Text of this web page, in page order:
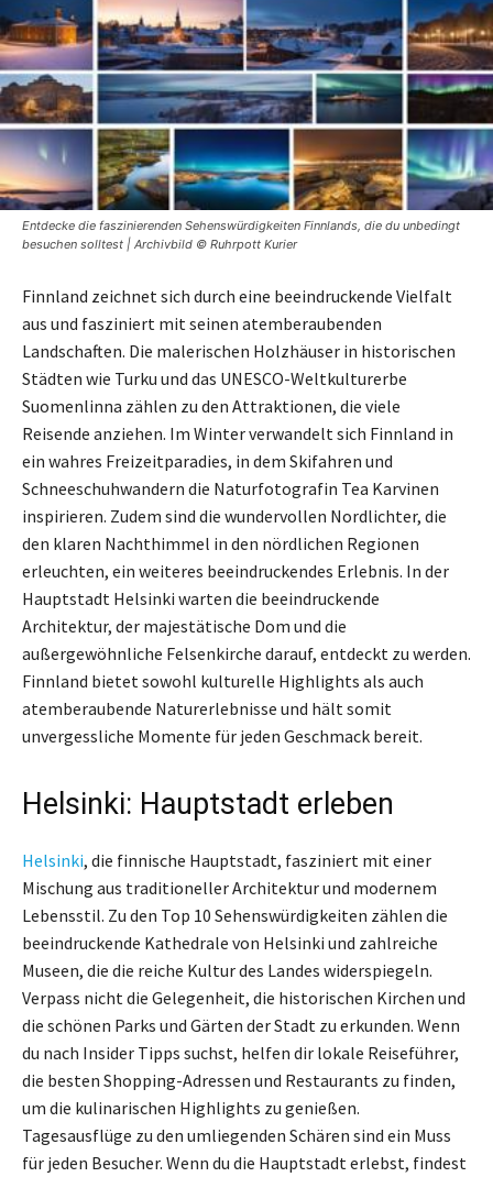
Entdecke die faszinierenden Sehenswürdigkeiten Finnlands, die du unbedingt
besuchen solltest | Archivbild © Ruhrpott Kurier
Finnland zeichnet sich durch eine beeindruckende Vielfalt
aus und fasziniert mit seinen atemberaubenden
Landschaften. Die malerischen Holzhäuser in historischen
Städten wie Turku und das UNESCO-Weltkulturerbe
Suomenlinna zählen zu den Attraktionen, die viele
Reisende anziehen. Im Winter verwandelt sich Finnland in
ein wahres Freizeitparadies, in dem Skifahren und
Schneeschuhwandern die Naturfotografin Tea Karvinen
inspirieren. Zudem sind die wundervollen Nordlichter, die
den klaren Nachthimmel in den nördlichen Regionen
erleuchten, ein weiteres beeindruckendes Erlebnis. In der
Hauptstadt Helsinki warten die beeindruckende
Architektur, der majestätische Dom und die
außergewöhnliche Felsenkirche darauf, entdeckt zu werden.
Finnland bietet sowohl kulturelle Highlights als auch
atemberaubende Naturerlebnisse und hält somit
unvergessliche Momente für jeden Geschmack bereit.
Helsinki: Hauptstadt erleben
Helsinki, die finnische Hauptstadt, fasziniert mit einer
Mischung aus traditioneller Architektur und modernem
Lebensstil. Zu den Top 10 Sehenswürdigkeiten zählen die
beeindruckende Kathedrale von Helsinki und zahlreiche
Museen, die die reiche Kultur des Landes widerspiegeln.
Verpass nicht die Gelegenheit, die historischen Kirchen und
die schönen Parks und Gärten der Stadt zu erkunden. Wenn
du nach Insider Tipps suchst, helfen dir lokale Reiseführer,
die besten Shopping-Adressen und Restaurants zu finden,
um die kulinarischen Highlights zu genießen.
Tagesausflüge zu den umliegenden Schären sind ein Muss
für jeden Besucher. Wenn du die Hauptstadt erlebst, findest